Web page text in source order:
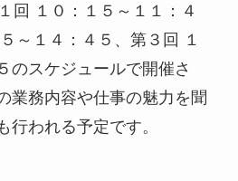
回 １０：１５～１１：４
～１４：４５、第３回 １
のスケジュールで開催さ
業務内容や仕事の魅力を聞
行われる予定です。